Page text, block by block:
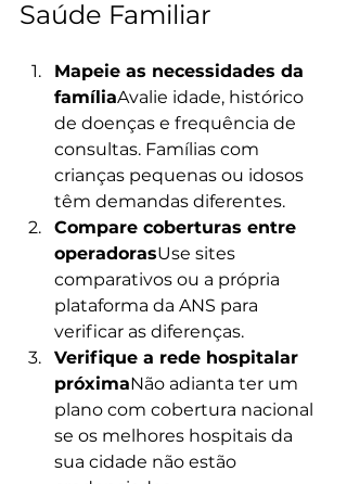
Saúde Familiar
Mapeie as necessidades da
famíliaAvalie idade, histórico
de doenças e frequência de
consultas. Famílias com
crianças pequenas ou idosos
têm demandas diferentes.
Compare coberturas entre
operadorasUse sites
comparativos ou a própria
plataforma da ANS para
verificar as diferenças.
Verifique a rede hospitalar
próximaNão adianta ter um
plano com cobertura nacional
se os melhores hospitais da
sua cidade não estão